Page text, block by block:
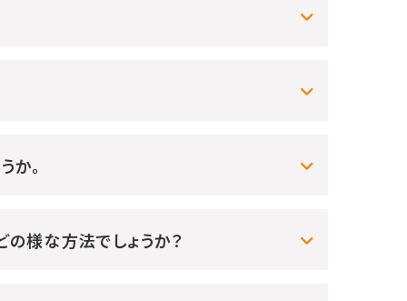
か。
様な方法でしょうか？